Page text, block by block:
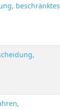
beschränktes